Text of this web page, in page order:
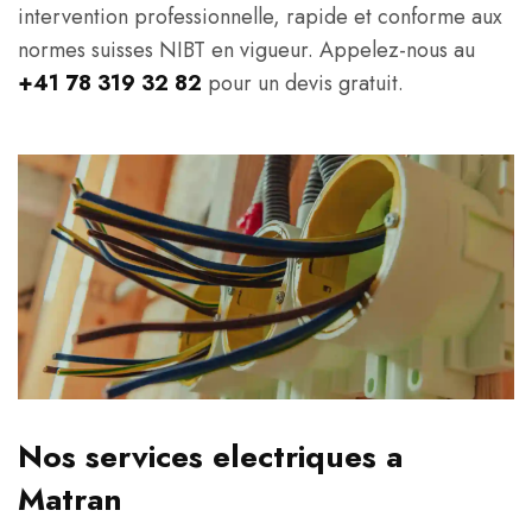
intervention professionnelle, rapide et conforme aux
normes suisses NIBT en vigueur. Appelez-nous au
+41 78 319 32 82 pour un devis gratuit.
Nos services electriques a
Matran